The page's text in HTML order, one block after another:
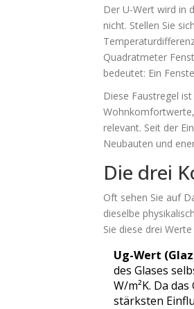
Der U-Wert wird in
nicht. Stellen Sie
Quadratmeter
bedeutet: Ein
Diese Faustregel
relevant. Seit der
Neubauten und
Die drei
Oft sehen Sie auf
dieselbe
Sie diese drei
Ug-Wert
des Glases
W/m²K. Da
stärksten